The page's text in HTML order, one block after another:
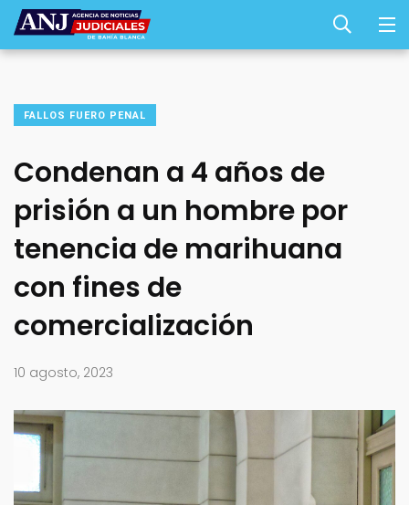
FALLOS FUERO PENAL
Condenan a 4 años de
prisión a un hombre por
tenencia de marihuana
con fines de
comercialización
10 agosto, 2023